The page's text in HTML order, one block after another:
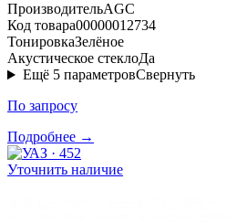
ПроизводительAGC
Код товара00000012734
ТонировкаЗелёное
Акустическое стеклоДа
Ещё 5 параметровСвернуть
По запросу
Подробнее →
Уточнить наличие